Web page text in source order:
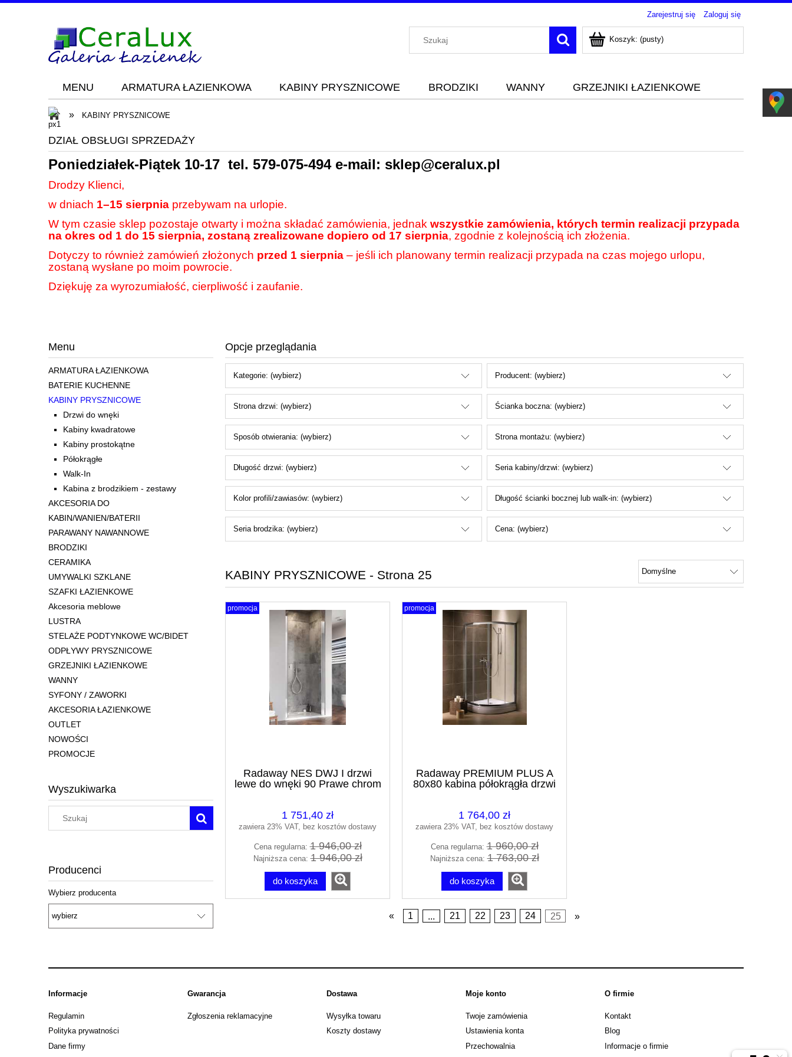
Zarejestruj się Zaloguj się
Koszyk: (pusty)
MENU ARMATURA ŁAZIENKOWA KABINY PRYSZNICOWE BRODZIKI WANNY GRZEJNIKI ŁAZIENKOWE
Blog KONTAKT
» KABINY PRYSZNICOWE
DZIAŁ OBSŁUGI SPRZEDAŻY
Poniedziałek-Piątek 10-17 tel. 579-075-494e-mail: sklep@ceralux.pl
Drodzy Klienci,
w dniach 1–15 sierpnia przebywam na urlopie.
W tym czasie sklep pozostaje otwarty i można składać zamówienia, jednak wszystkie zamówienia, których termin realizacji przypada
na okres od 1 do 15 sierpnia, zostaną zrealizowane dopiero od 17 sierpnia, zgodnie z kolejnością ich złożenia.
Dotyczy to również zamówień złożonych przed 1 sierpnia – jeśli ich planowany termin realizacji przypada na czas mojego urlopu,
zostaną wysłane po moim powrocie.
Dziękuję za wyrozumiałość, cierpliwość i zaufanie.
Menu
ARMATURA ŁAZIENKOWA
BATERIE KUCHENNE
KABINY PRYSZNICOWE
Drzwi do wnęki
Kabiny kwadratowe
Kabiny prostokątne
Półokrągłe
Walk-In
Kabina z brodzikiem - zestawy
AKCESORIA DO
KABIN/WANIEN/BATERII
PARAWANY NAWANNOWE
BRODZIKI
CERAMIKA
UMYWALKI SZKLANE
SZAFKI ŁAZIENKOWE
Akcesoria meblowe
LUSTRA
STELAŻE PODTYNKOWE WC/BIDET
ODPŁYWY PRYSZNICOWE
GRZEJNIKI ŁAZIENKOWE
WANNY
SYFONY / ZAWORKI
AKCESORIA ŁAZIENKOWE
OUTLET
NOWOŚCI
PROMOCJE
Wyszukiwarka
Producenci
Wybierz producenta
Opcje przeglądania
Kategorie: (wybierz) Producent: (wybierz)
Strona drzwi: (wybierz) Ścianka boczna: (wybierz)
Sposób otwierania: (wybierz) Strona montażu: (wybierz)
Długość drzwi: (wybierz) Seria kabiny/drzwi: (wybierz)
Kolor profili/zawiasów: (wybierz) Długość ścianki bocznej lub walk-in: (wybierz)
Seria brodzika: (wybierz) Cena: (wybierz)
KABINY PRYSZNICOWE - Strona 25
Radaway NES DWJ I drzwi
lewe do wnęki 90 Prawe chrom
1 751,40 zł
zawiera 23% VAT, bez kosztów dostawy
Cena regularna:1 946,00 zł
Najniższa cena:1 946,00 zł
do koszyka
promocja
Radaway PREMIUM PLUS A
80x80 kabina półokrągła drzwi
1 764,00 zł
zawiera 23% VAT, bez kosztów dostawy
Cena regularna:1 960,00 zł
Najniższa cena:1 763,00 zł
do koszyka
promocja
« 1 ... 21 22 23 24 25 »
Informacje
Regulamin
Polityka prywatności
Dane firmy
Gwarancja
Zgłoszenia reklamacyjne
Dostawa
Wysyłka towaru
Koszty dostawy
Moje konto
Twoje zamówienia
Ustawienia konta
Przechowalnia
O firmie
Kontakt
Blog
Informacje o firmie